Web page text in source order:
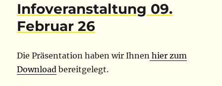
Infoveranstaltung 09.
Februar 26
Die Präsentation haben wir Ihnen hier zum
Download bereitgelegt.